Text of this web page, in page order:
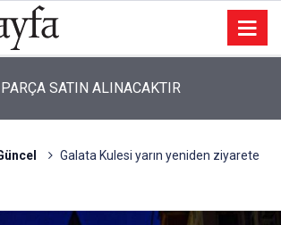
MALZEMESİ SATIN ALINACAKTIR
Galata Kulesi yarın yeniden ziyarete